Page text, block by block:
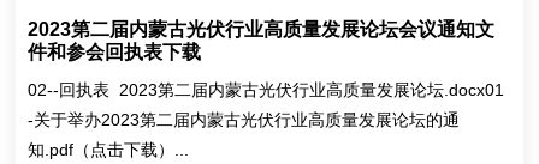
2023第二届内蒙古光伏行业高质量发展论坛会议通知文
件和参会回执表下载
02--回执表 2023第二届内蒙古光伏行业高质量发展论坛.docx01
-关于举办2023第二届内蒙古光伏行业高质量发展论坛的通
知.pdf（点击下载）...